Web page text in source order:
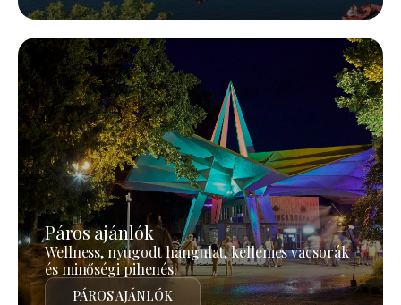
Páros ajánlók
Wellness, nyugodt hangulat, kellemes vacsorák
és minőségi pihenés.
PÁROS AJÁNLÓK